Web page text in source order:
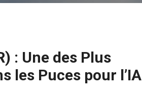
: Une des Plus
les Puces pour l’IA